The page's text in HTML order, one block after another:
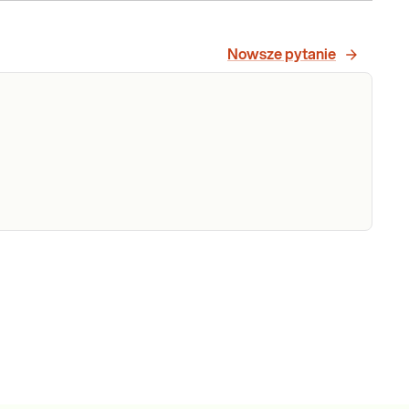
parametrów wątroby (enzymów
Nowsze pytanie